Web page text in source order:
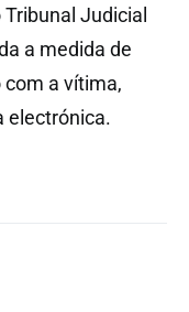
Judicial
a medida de
a vítima,
electrónica.